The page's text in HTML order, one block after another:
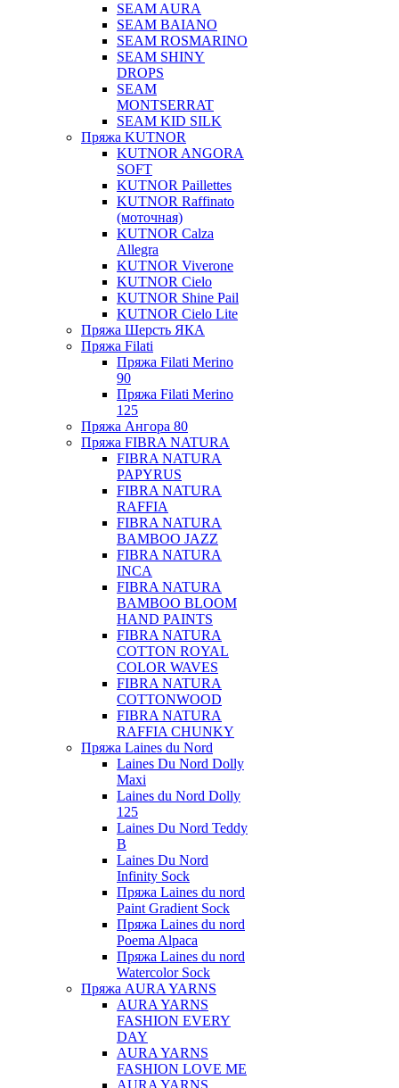
SEAM AURA
SEAM BAIANO
SEAM ROSMARINO
SEAM SHINY
DROPS
SEAM
MONTSERRAT
SEAM KID SILK
Пряжа KUTNOR
KUTNOR ANGORA
SOFT
KUTNOR Paillettes
KUTNOR Raffinato
(моточная)
KUTNOR Calza
Allegra
KUTNOR Viverone
KUTNOR Cielo
KUTNOR Shine Pail
KUTNOR Cielo Lite
Пряжа Шерсть ЯКА
Пряжа Filati
Пряжа Filati Merino
90
Пряжа Filati Merino
125
Пряжа Ангора 80
Пряжа FIBRA NATURA
FIBRA NATURA
PAPYRUS
FIBRA NATURA
RAFFIA
FIBRA NATURA
BAMBOO JAZZ
FIBRA NATURA
INCA
FIBRA NATURA
BAMBOO BLOOM
HAND PAINTS
FIBRA NATURA
COTTON ROYAL
COLOR WAVES
FIBRA NATURA
COTTONWOOD
FIBRA NATURA
RAFFIA CHUNKY
Пряжа Laines du Nord
Laines Du Nord Dolly
Maxi
Laines du Nord Dolly
125
Laines Du Nord Teddy
B
Laines Du Nord
Infinity Sock
Пряжа Laines du nord
Paint Gradient Sock
Пряжа Laines du nord
Poema Alpaca
Пряжа Laines du nord
Watercolor Sock
Пряжа AURA YARNS
AURA YARNS
FASHION EVERY
DAY
AURA YARNS
FASHION LOVE ME
AURA YARNS